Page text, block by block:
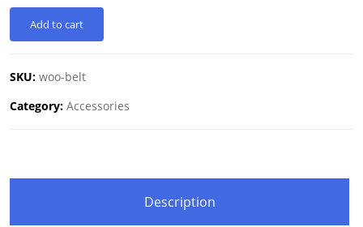
Add to cart
SKU: woo-belt
Category: Accessories
Description